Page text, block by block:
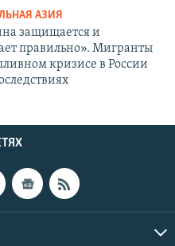
АЗИЯ
защищается и
правильно». Мигранты
кризисе в России